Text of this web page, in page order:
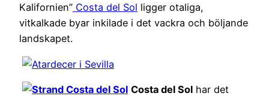
Kalifornien” Costa del Sol ligger otaliga,
vitkalkade byar inkilade i det vackra och böljande
landskapet.
Costa del Sol har det